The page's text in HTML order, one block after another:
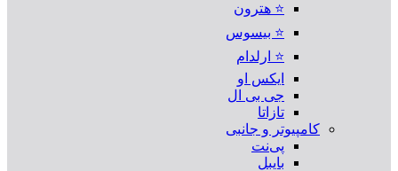
⭐ هترون
⭐ بیسوس
⭐ ارلدام
ایکس او
جی بی ال
تازاتا
کامپیوتر و جانبی
پی‌نت
بایبل